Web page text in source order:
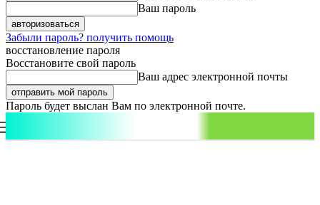
Ваш пароль
Забыли пароль? получить помощь
восстановление пароля
Восстановите свой пароль
Ваш адрес электронной почты
Пароль будет выслан Вам по электронной почте.